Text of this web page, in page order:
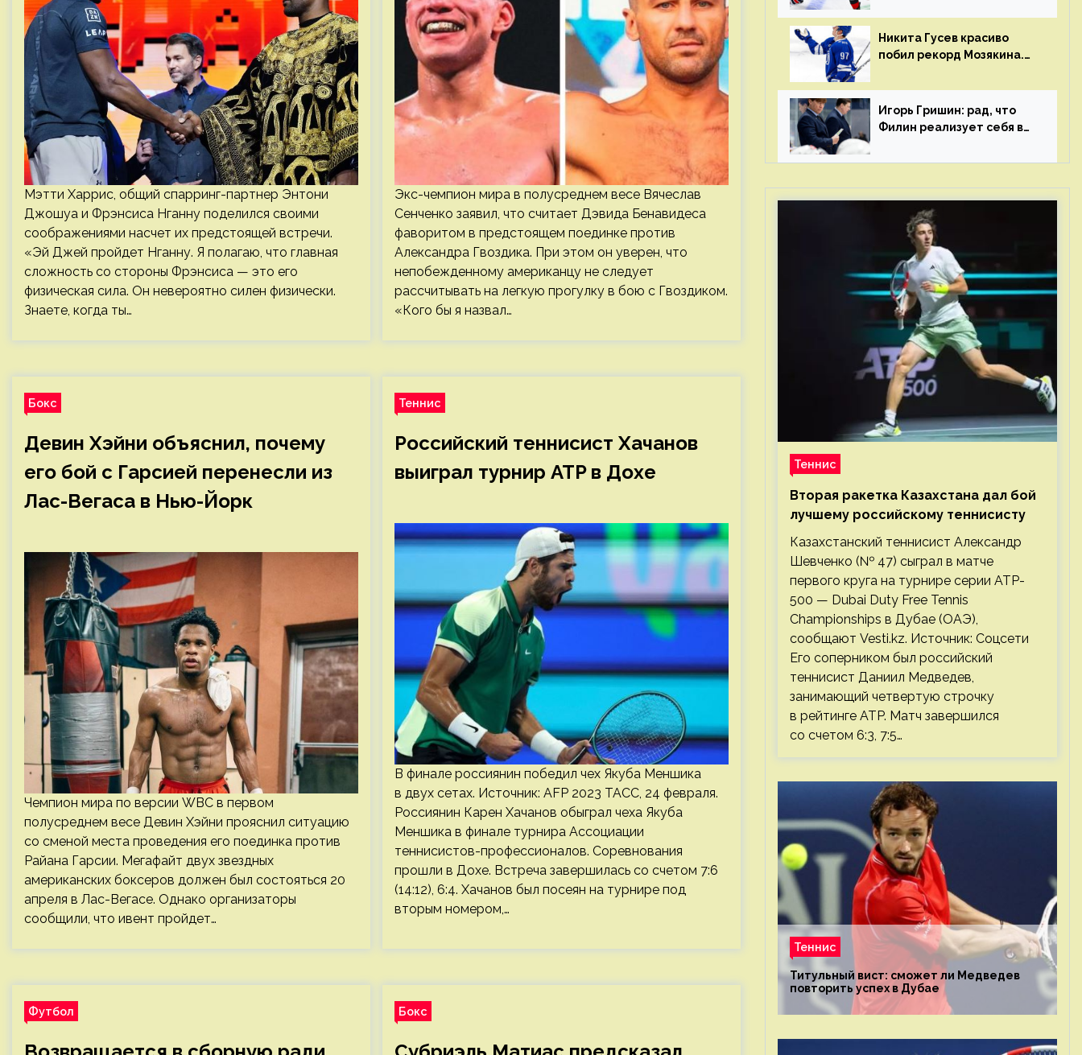
Мэтти Харрис, общий спарринг-партнер Энтони
Джошуа и Фрэнсиса Нганну поделился своими
соображениями насчет их предстоящей встречи.
«Эй Джей пройдет Нганну. Я полагаю, что главная
сложность со стороны Фрэнсиса — это его
физическая сила. Он невероятно силен физически.
Знаете, когда ты…
Экс-чемпион мира в полусреднем весе Вячеслав
Сенченко заявил, что считает Дэвида Бенавидеса
фаворитом в предстоящем поединке против
Александра Гвоздика. При этом он уверен, что
непобежденному американцу не следует
рассчитывать на легкую прогулку в бою с Гвоздиком.
«Кого бы я назвал…
Бокс
Девин Хэйни объяснил, почему
его бой с Гарсией перенесли из
Лас-Вегаса в Нью-Йорк
Чемпион мира по версии WBC в первом
полусреднем весе Девин Хэйни прояснил ситуацию
со сменой места проведения его поединка против
Райана Гарсии. Мегафайт двух звездных
американских боксеров должен был состояться 20
апреля в Лас-Вегасе. Однако организаторы
сообщили, что ивент пройдет…
Теннис
Российский теннисист Хачанов
выиграл турнир ATP в Дохе
В финале россиянин победил чех Якуба Меншика
в двух сетах. Источник: AFP 2023 ТАСС, 24 февраля.
Россиянин Карен Хачанов обыграл чеха Якуба
Меншика в финале турнира Ассоциации
теннисистов-профессионалов. Соревнования
прошли в Дохе. Встреча завершилась со счетом 7:6
(14:12), 6:4. Хачанов был посеян на турнире под
вторым номером,…
Футбол Бокс
Никита Гусев красиво
побил рекорд Мозякина.
у Никиты еще много
Игорь Гришин: рад, что
Филин реализует себя в
что не стали загонять его
Теннис
Вторая ракетка Казахстана дал бой
лучшему российскому теннисисту
Казахстанский теннисист Александр
Шевченко (№ 47) сыграл в матче
первого круга на турнире серии ATP-
500 — Dubai Duty Free Tennis
Championships в Дубае (ОАЭ),
сообщают Vesti.kz. Источник: Соцсети
Его соперником был российский
теннисист Даниил Медведев,
занимающий четвертую строчку
в рейтинге ATP. Матч завершился
со счетом 6:3, 7:5…
Теннис
Титульный вист: сможет ли Медведев
повторить успех в Дубае